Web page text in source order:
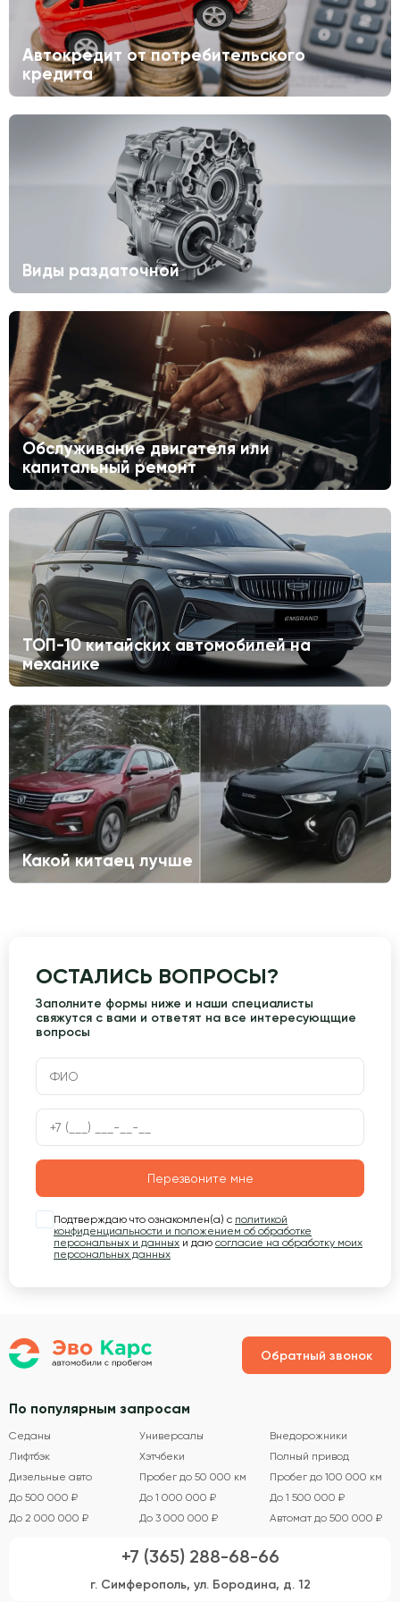
Автокредит от потребительского
кредита
Виды раздаточной
Обслуживание двигателя или
капитальный ремонт
ТОП-10 китайских автомобилей на
механике
Какой китаец лучше
ОСТАЛИСЬ ВОПРОСЫ?
Заполните формы ниже и наши специалисты
свяжутся с вами и ответят на все интересующщие
вопросы
Перезвоните мне
Подтверждаю что ознакомлен(а) с политикой
конфиденциальности и положением об обработке
персональных и данных и даю согласие на обработку моих
персональных данных
Обратный звонок
По популярным запросам
Седаны Универсалы
Внедорожники
Лифтбэк
Хэтчбеки
Полный привод
Дизельные авто
Пробег до 50 000 км
Пробег до 100 000 км
До 500 000 ₽
До 1 000 000 ₽
До 1 500 000 ₽
До 2 000 000 ₽
До 3 000 000 ₽ Автомат до 500 000 ₽
+7 (365) 288-68-66
г. Симферополь, ул. Бородина, д. 12